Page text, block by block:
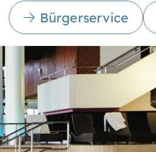
Bürgerservice